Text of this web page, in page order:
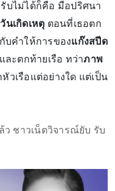
รับไม่ได้ก็คือ มือปริศนา
นเกิดเหตุ ตอนที่เธอตก
บคำให้การของแก๊งสปีด
ละตกท้ายเรือ ทว่าภาพ
วเรือแต่อย่างใด แต่เป็น
ชาวเน็ตวิจารณ์ยับ รับ